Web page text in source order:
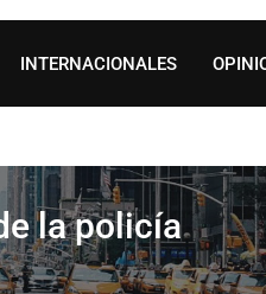
INTERNACIONALES
la policía